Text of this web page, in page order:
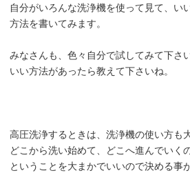
自分がいろんな洗浄機を使って見て、い
方法を書いてみます。
みなさんも、色々自分で試してみて下さい
いい方法があったら教えて下さいね。
高圧洗浄するときは、洗浄機の使い方も
どこから洗い始めて、どこへ進んでいく
ということを大まかでいいので決める事